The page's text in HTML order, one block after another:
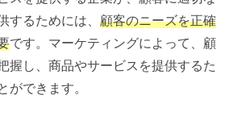
するためには、 顧客のニーズを正確
です。マーケティングによって、顧
握し、商品やサービスを提供するた
ができます。